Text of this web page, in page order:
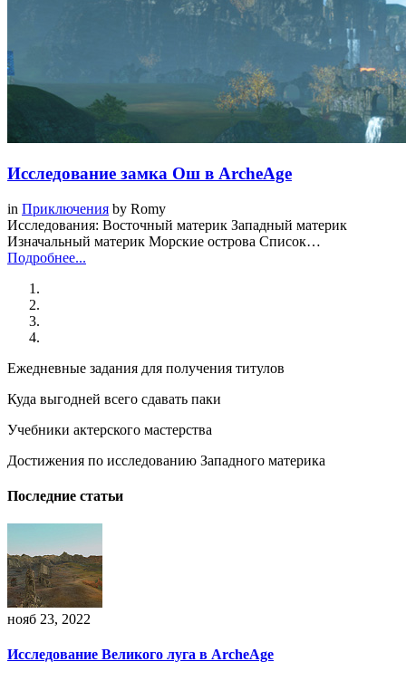
Исследование замка Ош в ArcheAge
in Приключения by Romy
Исследования: Восточный материк Западный материк
Изначальный материк Морские острова Список…
Подробнее...
Ежедневные задания для получения титулов
Куда выгодней всего сдавать паки
Учебники актерского мастерства
Достижения по исследованию Западного материка
Последние статьи
нояб 23, 2022
Исследование Великого луга в ArcheAge